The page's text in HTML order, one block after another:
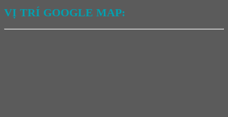
VỊ TRÍ GOOGLE MAP: